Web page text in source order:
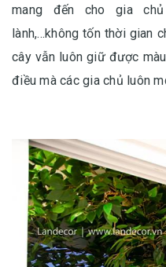
mang đến cho gia
lành,...không tốn thời gian
cây vẫn luôn giữ được
điều mà các gia chủ luôn